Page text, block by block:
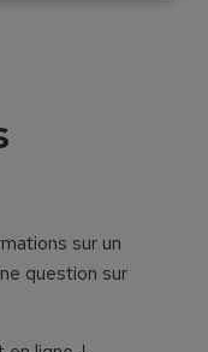
sur un
question sur